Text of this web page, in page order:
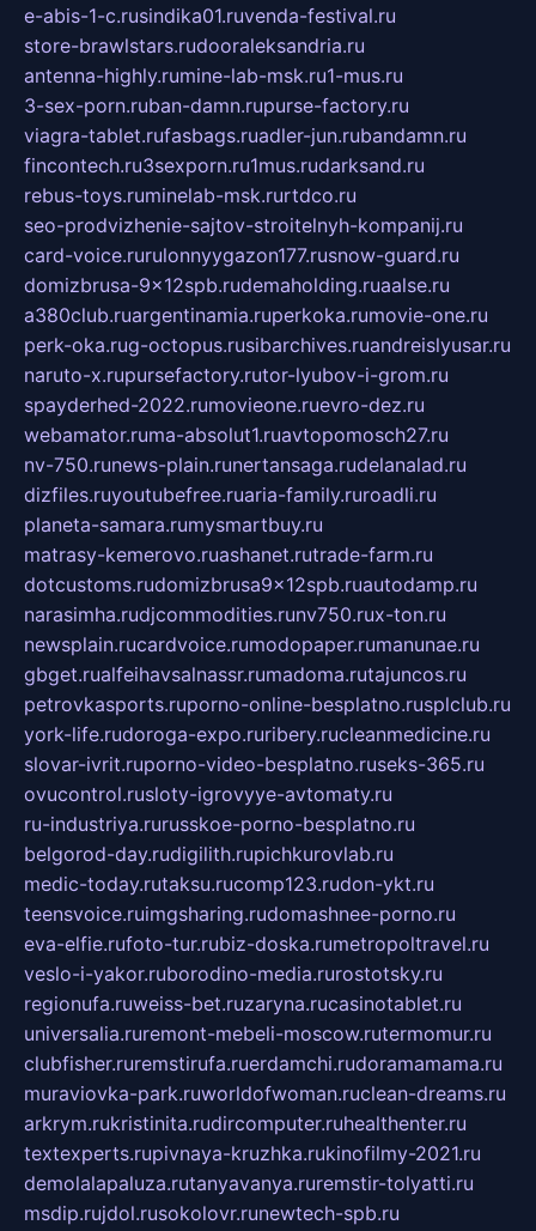
e-abis-1-c.rusindika01.ruvenda-festival.ru
store-brawlstars.rudooraleksandria.ru
antenna-highly.rumine-lab-msk.ru1-mus.ru
3-sex-porn.ruban-damn.rupurse-factory.ru
viagra-tablet.rufasbags.ruadler-jun.rubandamn.ru
fincontech.ru3sexporn.ru1mus.rudarksand.ru
rebus-toys.ruminelab-msk.rurtdco.ru
seo-prodvizhenie-sajtov-stroitelnyh-kompanij.ru
card-voice.rurulonnyygazon177.rusnow-guard.ru
domizbrusa-9x12spb.rudemaholding.ruaalse.ru
a380club.ruargentinamia.ruperkoka.rumovie-one.ru
perk-oka.rug-octopus.rusibarchives.ruandreislyusar.ru
naruto-x.rupursefactory.rutor-lyubov-i-grom.ru
spayderhed-2022.rumovieone.ruevro-dez.ru
webamator.ruma-absolut1.ruavtopomosch27.ru
nv-750.runews-plain.runertansaga.rudelanalad.ru
dizfiles.ruyoutubefree.ruaria-family.ruroadli.ru
planeta-samara.rumysmartbuy.ru
matrasy-kemerovo.ruashanet.rutrade-farm.ru
dotcustoms.rudomizbrusa9x12spb.ruautodamp.ru
narasimha.rudjcommodities.runv750.rux-ton.ru
newsplain.rucardvoice.rumodopaper.rumanunae.ru
gbget.rualfeihavsalnassr.rumadoma.rutajuncos.ru
petrovkasports.ruporno-online-besplatno.rusplclub.ru
york-life.rudoroga-expo.ruribery.rucleanmedicine.ru
slovar-ivrit.ruporno-video-besplatno.ruseks-365.ru
ovucontrol.rusloty-igrovyye-avtomaty.ru
ru-industriya.rurusskoe-porno-besplatno.ru
belgorod-day.rudigilith.rupichkurovlab.ru
medic-today.rutaksu.rucomp123.rudon-ykt.ru
teensvoice.ruimgsharing.rudomashnee-porno.ru
eva-elfie.rufoto-tur.rubiz-doska.rumetropoltravel.ru
veslo-i-yakor.ruborodino-media.rurostotsky.ru
regionufa.ruweiss-bet.ruzaryna.rucasinotablet.ru
universalia.ruremont-mebeli-moscow.rutermomur.ru
clubfisher.ruremstirufa.ruerdamchi.rudoramamama.ru
muraviovka-park.ruworldofwoman.ruclean-dreams.ru
arkrym.rukristinita.rudircomputer.ruhealthenter.ru
textexperts.rupivnaya-kruzhka.rukinofilmy-2021.ru
demolalapaluza.rutanyavanya.ruremstir-tolyatti.ru
msdip.rujdol.rusokolovr.runewtech-spb.ru